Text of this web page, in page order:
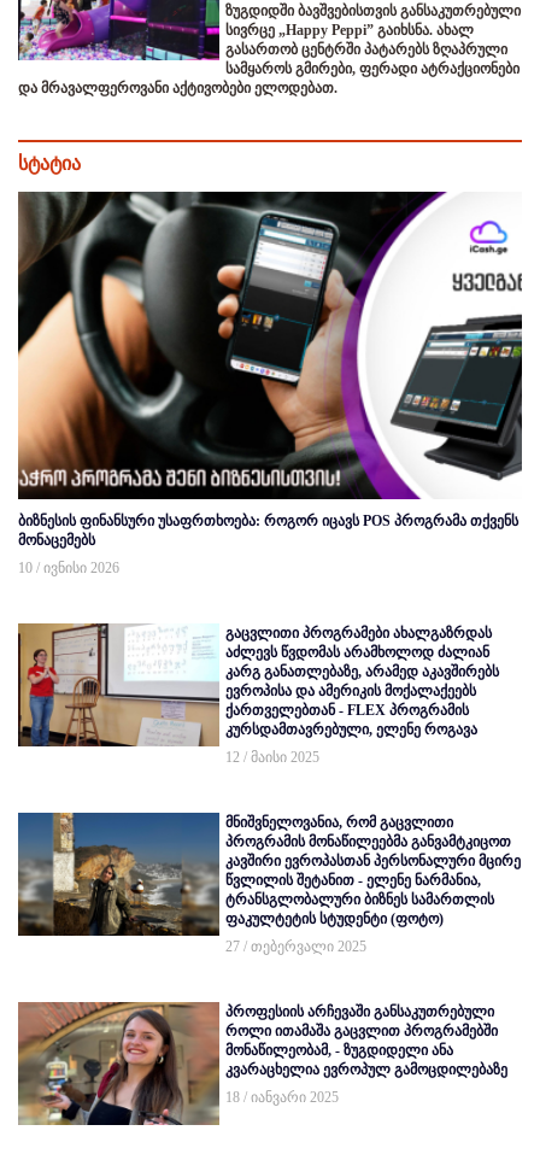
ზუგდიდში ბავშვებისთვის განსაკუთრებული
სივრცე „Happy Peppi” გაიხსნა. ახალ
გასართობ ცენტრში პატარებს ზღაპრული
სამყაროს გმირები, ფერადი ატრაქციონები
და მრავალფეროვანი აქტივობები ელოდებათ.
სტატია
ბიზნესის ფინანსური უსაფრთხოება: როგორ იცავს POS პროგრამა თქვენს
მონაცემებს
10 / ივნისი 2026
გაცვლითი პროგრამები ახალგაზრდას
აძლევს წვდომას არამხოლოდ ძალიან
კარგ განათლებაზე, არამედ აკავშირებს
ევროპისა და ამერიკის მოქალაქეებს
ქართველებთან - FLEX პროგრამის
კურსდამთავრებული, ელენე როგავა
12 / მაისი 2025
მნიშვნელოვანია, რომ გაცვლითი
პროგრამის მონაწილეებმა განვამტკიცოთ
კავშირი ევროპასთან პერსონალური მცირე
წვლილის შეტანით - ელენე ნარმანია,
ტრანსგლობალური ბიზნეს სამართლის
ფაკულტეტის სტუდენტი (ფოტო)
27 / თებერვალი 2025
პროფესიის არჩევაში განსაკუთრებული
როლი ითამაშა გაცვლით პროგრამებში
მონაწილეობამ, - ზუგდიდელი ანა
კვარაცხელია ევროპულ გამოცდილებაზე
18 / იანვარი 2025